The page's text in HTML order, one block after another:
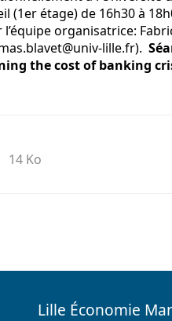
(1er étage) de 16h30 à
organisatrice:
lille.fr).
the cost of banking
14 Ko
Lille Économie